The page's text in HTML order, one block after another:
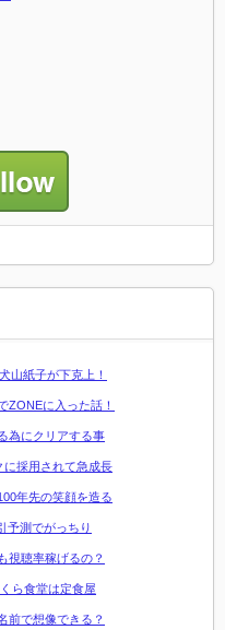
山紙子が下克上！
ZONEに入った話！
為にクリアする事
に採用されて急成長
年先の笑顔を造る
予測でがっちり
視聴率稼げるの？
ら食堂は定食屋
前で想像できる？